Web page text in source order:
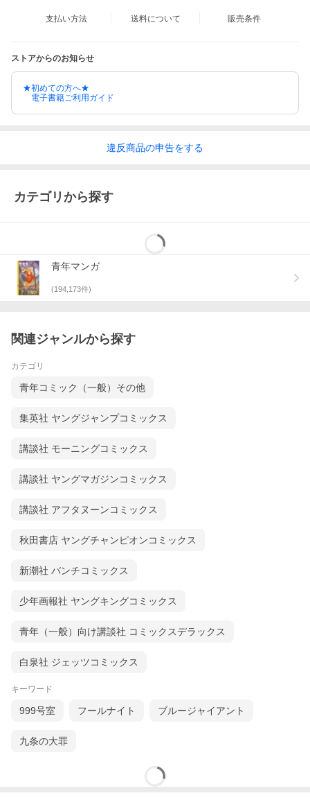
支払い方法 送料について 販売条件
ストアからのお知らせ
★初めての方へ★
電子書籍ご利用ガイド
違反商品の申告をする
カテゴリから探す
青年マンガ
(194,173件)
関連ジャンルから探す
カテゴリ
青年コミック（一般）その他
集英社 ヤングジャンプコミックス
講談社 モーニングコミックス
講談社 ヤングマガジンコミックス
講談社 アフタヌーンコミックス
秋田書店 ヤングチャンピオンコミックス
新潮社 バンチコミックス
少年画報社 ヤングキングコミックス
青年（一般）向け講談社 コミックスデラックス
白泉社 ジェッツコミックス
キーワード
999号室 フールナイト ブルージャイアント
九条の大罪